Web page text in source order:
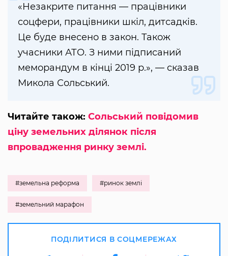
«Незакрите питання — працівники
соцфери, працівники шкіл, дитсадків.
Це буде внесено в закон. Також
учасники АТО. З ними підписаний
меморандум в кінці 2019 р.», — сказав
Микола Сольський.
Читайте також: Сольський повідомив
ціну земельних ділянок після
впровадження ринку землі.
#земельна реформа #ринок землі
#земельний марафон
ПОДІЛИТИСЯ В СОЦМЕРЕЖАХ